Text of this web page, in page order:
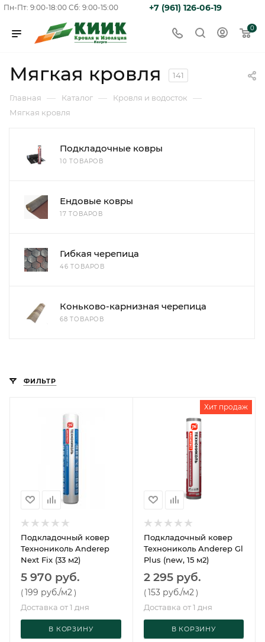
Пн-Пт: 9:00-18:00 Сб: 9:00-15:00 +7 (961) 126-06-19
0
Мягкая кровля 141
Главная — Каталог — Кровля и водосток —
Мягкая кровля
Подкладочные ковры
10 ТОВАРОВ
Ендовые ковры
17 ТОВАРОВ
Гибкая черепица
46 ТОВАРОВ
Коньково-карнизная черепица
68 ТОВАРОВ
ФИЛЬТР
Подкладочный ковер
Технониколь Anderep
Next Fix (33 м2)
5 970 руб.
(199 руб./м2 )
Доставка от 1 дня
В КОРЗИНУ
Хит продаж
Подкладочный ковер
Технониколь Anderep Gl
Plus (new, 15 м2)
2 295 руб.
(153 руб./м2 )
Доставка от 1 дня
В КОРЗИНУ